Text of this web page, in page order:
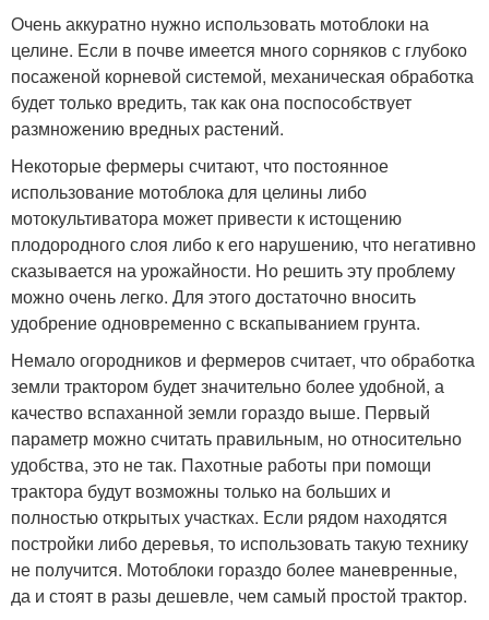
Очень аккуратно нужно использовать мотоблоки на
целине. Если в почве имеется много сорняков с глубоко
посаженой корневой системой, механическая обработка
будет только вредить, так как она поспособствует
размножению вредных растений.
Некоторые фермеры считают, что постоянное
использование мотоблока для целины либо
мотокультиватора может привести к истощению
плодородного слоя либо к его нарушению, что негативно
сказывается на урожайности. Но решить эту проблему
можно очень легко. Для этого достаточно вносить
удобрение одновременно с вскапыванием грунта.
Немало огородников и фермеров считает, что обработка
земли трактором будет значительно более удобной, а
качество вспаханной земли гораздо выше. Первый
параметр можно считать правильным, но относительно
удобства, это не так. Пахотные работы при помощи
трактора будут возможны только на больших и
полностью открытых участках. Если рядом находятся
постройки либо деревья, то использовать такую технику
не получится. Мотоблоки гораздо более маневренные,
да и стоят в разы дешевле, чем самый простой трактор.